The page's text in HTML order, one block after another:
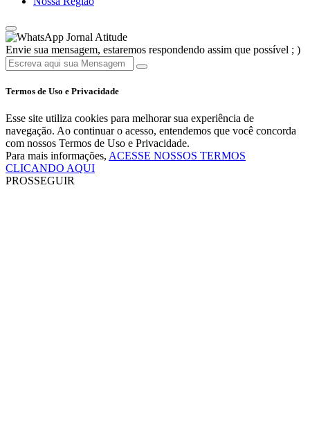
Jornal Atitude
Envie sua mensagem, estaremos respondendo assim que possível ; )
Termos de Uso e Privacidade
Esse site utiliza cookies para melhorar sua experiência de
navegação. Ao continuar o acesso, entendemos que você concorda
com nossos Termos de Uso e Privacidade.
Para mais informações, ACESSE NOSSOS TERMOS
CLICANDO AQUI
PROSSEGUIR